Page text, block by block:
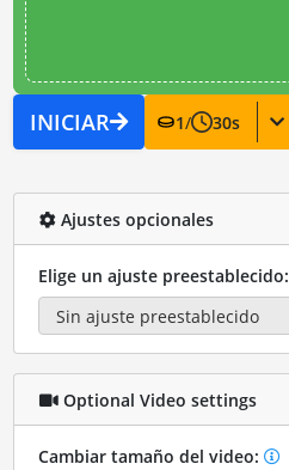
INICIAR 1/ 30s
Ajustes opcionales
Elige un ajuste preestablecido:
Optional Video settings
Cambiar tamaño del video: